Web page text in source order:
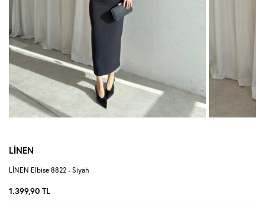
LİNEN
LİNEN Elbise 8822 - Siyah
1.399,90 TL